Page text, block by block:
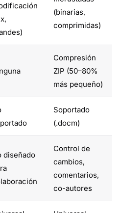
(binarias,
comprimidas)
Compresión
ZIP (50–80%
más pequeño)
Soportado
(.docm)
diseñado
Control de
cambios,
comentarios,
co-autores